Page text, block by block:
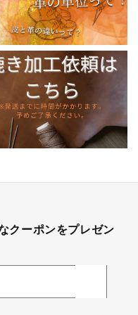
クーポンをプレゼン